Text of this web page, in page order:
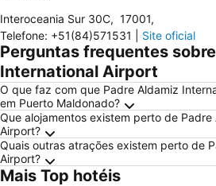
Interoceania Sur 30C, 17001,
Telefone: +51(84)571531 Site oficial
Perguntas frequentes
International Airport
O que faz com que Padre Aldamiz
em Puerto Maldonado?
Que alojamentos existem perto de
Airport?
Quais outras atrações existem perto de
Airport?
Mais Top hotéis